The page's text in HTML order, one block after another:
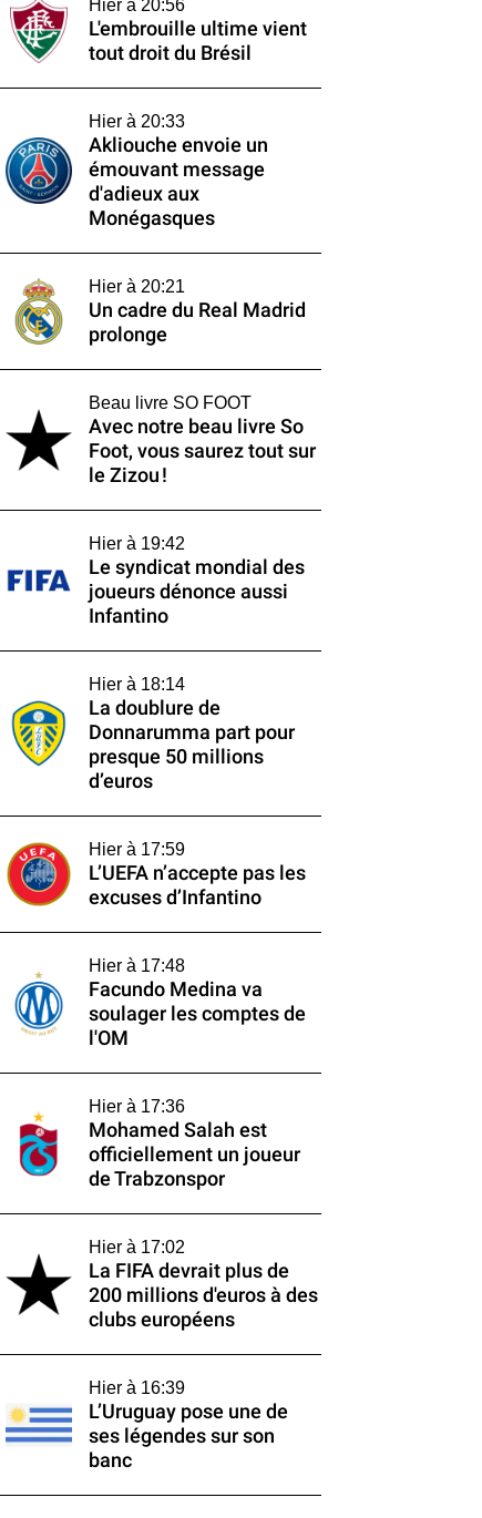
Hier à 20:56
L'embrouille ultime vient
tout droit du Brésil
Hier à 20:33
Akliouche envoie un
émouvant message
d'adieux aux
Monégasques
Hier à 20:21
Un cadre du Real Madrid
prolonge
Beau livre SO FOOT
Avec notre beau livre So
Foot, vous saurez tout sur
le Zizou !
Hier à 19:42
Le syndicat mondial des
joueurs dénonce aussi
Infantino
Hier à 18:14
La doublure de
Donnarumma part pour
presque 50 millions
d’euros
Hier à 17:59
L’UEFA n’accepte pas les
excuses d’Infantino
Hier à 17:48
Facundo Medina va
soulager les comptes de
l'OM
Hier à 17:36
Mohamed Salah est
officiellement un joueur
de Trabzonspor
Hier à 17:02
La FIFA devrait plus de
200 millions d'euros à des
clubs européens
Hier à 16:39
L’Uruguay pose une de
ses légendes sur son
banc